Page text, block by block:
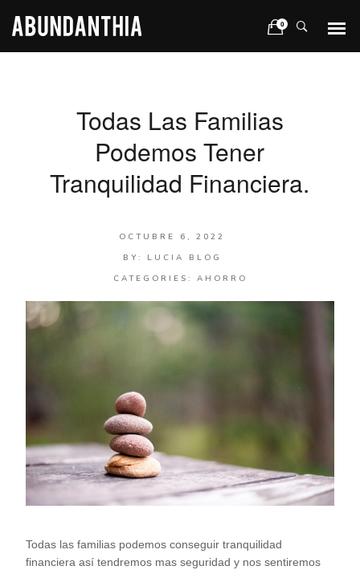
0
Todas Las Familias
Podemos Tener
Tranquilidad Financiera.
OCTUBRE 6, 2022
BY:
LUCIA BLOG
CATEGORIES: AHORRO
Todas las familias podemos conseguir tranquilidad
financiera así tendremos mas seguridad y nos sentiremos